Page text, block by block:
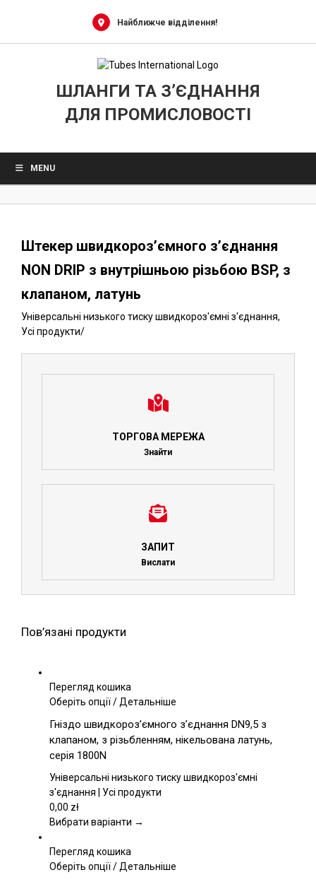
Найближче відділення!
ШЛАНГИ ТА З’ЄДНАННЯ
ДЛЯ ПРОМИСЛОВОСТІ
MENU
Штекер швидкороз’ємного з’єднання
NON DRIP з внутрішньою різьбою BSP, з
клапаном, латунь
Універсальні низького тиску швидкороз'ємні з'єднання,
Усі продукти/
ТОРГОВА МЕРЕЖА
Знайти
ЗАПИТ
Вислати
Пов’язані продукти
Перегляд кошика
Оберіть опціїЦей
має
кілька
Параметри
можна
на
товару
/Детальніше
Гніздо швидкороз’ємного з’єднання DN9,5 з
клапаном, з різьбленням, нікельована латунь,
серія 1800N
Універсальні низького тиску швидкороз'ємні
з'єднання | Усі продукти
0,00 zł
Вибрати варіанти →
Перегляд кошика
Оберіть опціїЦей
/Детальніше